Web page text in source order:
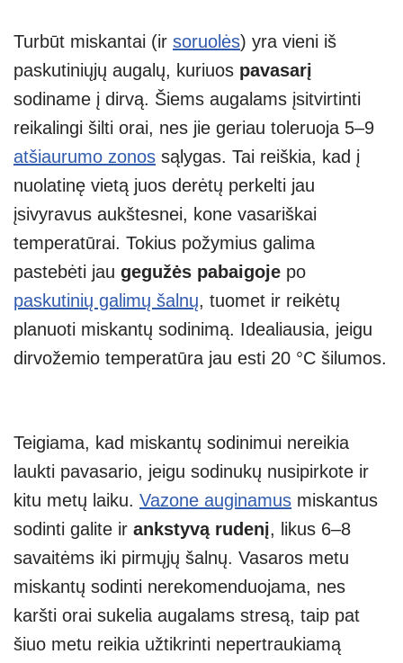
Turbūt miskantai (ir soruolės) yra vieni iš
paskutiniųjų augalų, kuriuos pavasarį
sodiname į dirvą. Šiems augalams įsitvirtinti
reikalingi šilti orai, nes jie geriau toleruoja 5–9
atšiaurumo zonos sąlygas. Tai reiškia, kad į
nuolatinę vietą juos derėtų perkelti jau
įsivyravus aukštesnei, kone vasariškai
temperatūrai. Tokius požymius galima
pastebėti jau gegužės pabaigoje po
paskutinių galimų šalnų, tuomet ir reikėtų
planuoti miskantų sodinimą. Idealiausia, jeigu
dirvožemio temperatūra jau esti 20 °C šilumos.
Teigiama, kad miskantų sodinimui nereikia
laukti pavasario, jeigu sodinukų nusipirkote ir
kitu metų laiku. Vazone auginamus miskantus
sodinti galite ir ankstyvą rudenį, likus 6–8
savaitėms iki pirmųjų šalnų. Vasaros metu
miskantų sodinti nerekomenduojama, nes
karšti orai sukelia augalams stresą, taip pat
šiuo metu reikia užtikrinti nepertraukiamą